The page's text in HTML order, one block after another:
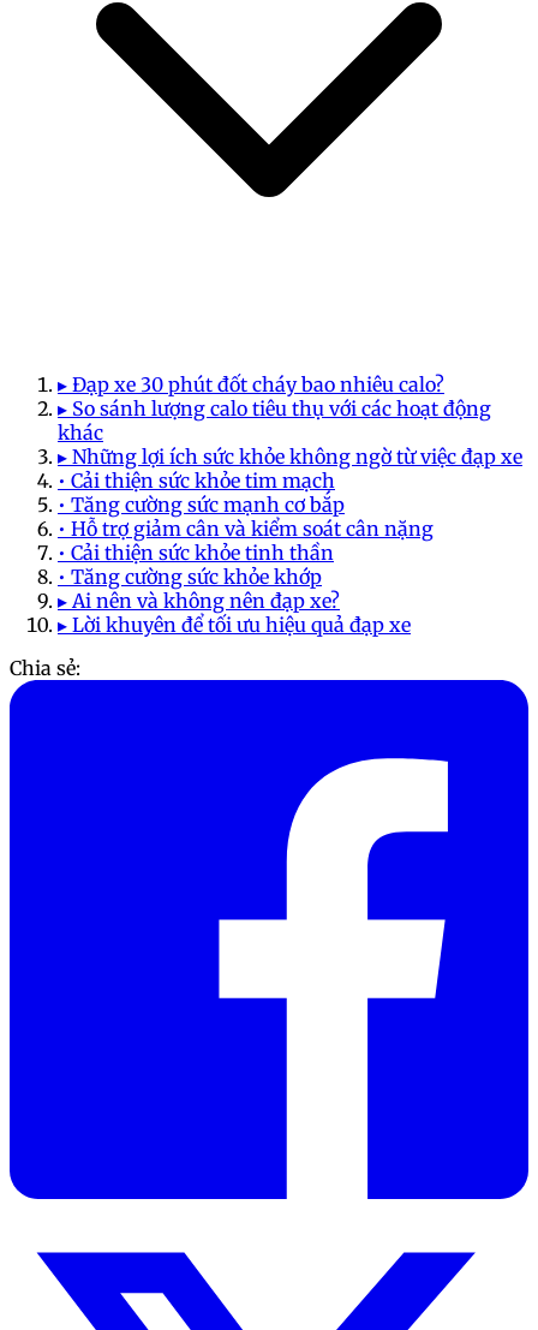
▸ Đạp xe 30 phút đốt cháy bao nhiêu calo?
▸ So sánh lượng calo tiêu thụ với các hoạt động
khác
▸ Những lợi ích sức khỏe không ngờ từ việc đạp xe
• Cải thiện sức khỏe tim mạch
• Tăng cường sức mạnh cơ bắp
• Hỗ trợ giảm cân và kiểm soát cân nặng
• Cải thiện sức khỏe tinh thần
• Tăng cường sức khỏe khớp
▸ Ai nên và không nên đạp xe?
▸ Lời khuyên để tối ưu hiệu quả đạp xe
Chia sẻ: